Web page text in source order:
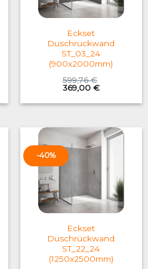
Eckset
Duschrückwand
ST_03_24
(900x2000mm)
599,76€
Original
price
was:
369,00 €Current
is:
-40%
Eckset
Duschrückwand
ST_22_24
(1250x2500mm)